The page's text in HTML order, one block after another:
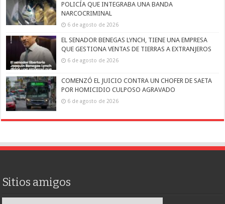
POLICÍA QUE INTEGRABA UNA BANDA
NARCOCRIMINAL
6 de agosto de 2026
EL SENADOR BENEGAS LYNCH, TIENE UNA EMPRESA
QUE GESTIONA VENTAS DE TIERRAS A EXTRANJEROS
6 de agosto de 2026
COMENZÓ EL JUICIO CONTRA UN CHOFER DE SAETA
POR HOMICIDIO CULPOSO AGRAVADO
6 de agosto de 2026
Sitios amigos